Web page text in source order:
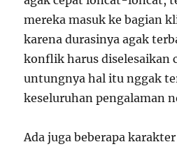
mereka masuk ke bagian
karena durasinya agak
konflik harus diselesaikan
untungnya hal itu nggak
keseluruhan pengalaman
Ada juga beberapa